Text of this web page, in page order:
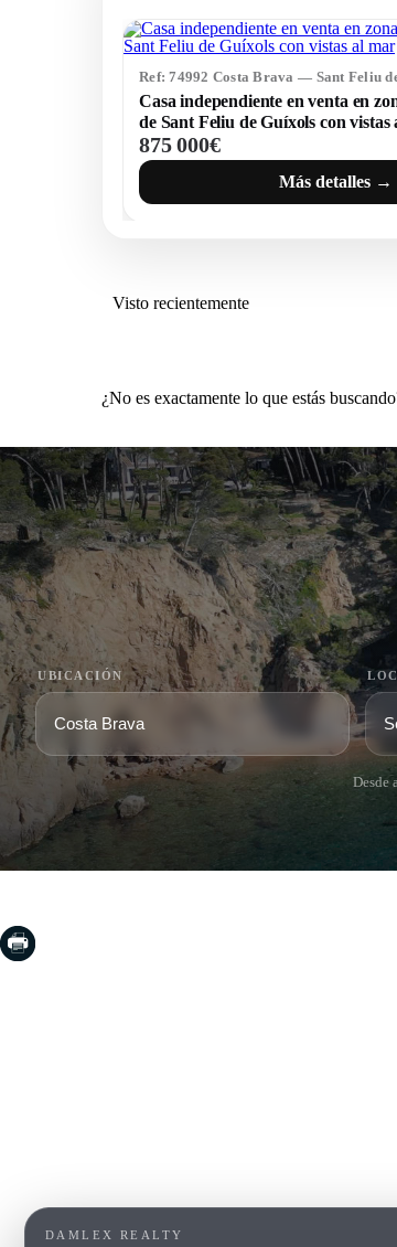
DAMLEX REALTY
Ref: 74992 Costa Brava — Sant Feliu
Casa independiente en venta en
de Sant Feliu de Guíxols con vistas
875 000€
Más detalles →
Visto recientemente
¿No es exactamente lo que estás
UBICACIÓN
Desde